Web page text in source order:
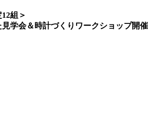
組＞
学会＆時計づくりワークショップ開催